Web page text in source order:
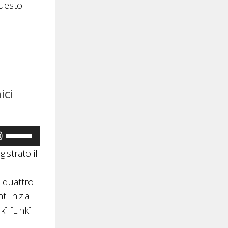
Usa
i
su/giù
aumentare
il
quattro
iniziali
[Link]